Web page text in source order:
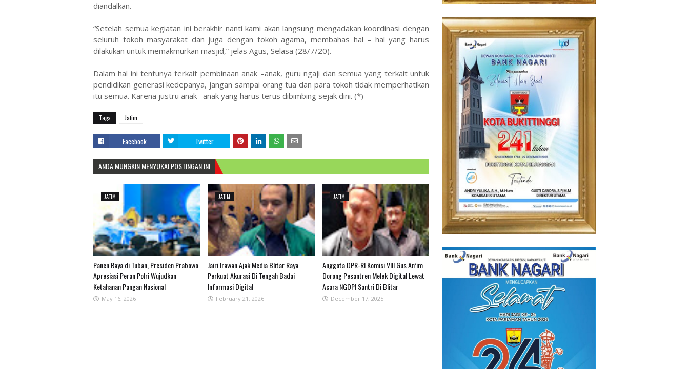
diandalkan.
“Setelah semua kegiatan ini berakhir nanti kami akan langsung mengadakan koordinasi dengan
seluruh tokoh masyarakat dan juga dengan tokoh agama, membahas hal – hal yang harus
dilakukan untuk memakmurkan masjid,” jelas Agus, Selasa (28/7/20).
Dalam hal ini tentunya terkait pembinaan anak –anak, guru ngaji dan semua yang terkait untuk
pendidikan generasi kedepanya, jangan sampai orang tua dan para tokoh tidak memperhatikan
itu semua. Karena justru anak –anak yang harus terus dibimbing sejak dini. (*)
Tags Jatim
Facebook Twitter
ANDA MUNGKIN MENYUKAI POSTINGAN INI
JATIM
Panen Raya di Tuban, Presiden Prabowo
Apresiasi Peran Polri Wujudkan
Ketahanan Pangan Nasional
May 16, 2026
JATIM
Jairi Irawan Ajak Media Blitar Raya
Perkuat Akurasi Di Tengah Badai
Informasi Digital
February 21, 2026
JATIM
Anggota DPR-RI Komisi VIII Gus An’im
Dorong Pesantren Melek Digital Lewat
Acara NGOPI Santri Di Blitar
December 17, 2025